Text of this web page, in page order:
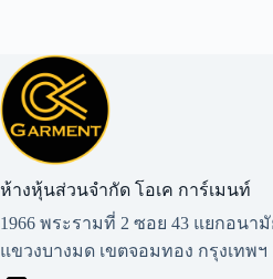
ห้างหุ้นส่วนจำกัด โอเค การ์เมนท์​
1966 พระรามที่ 2 ซอย 43 แยกอนา
แขวงบางมด เขตจอมทอง กรุงเทพฯ